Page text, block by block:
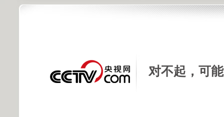
对不起，可